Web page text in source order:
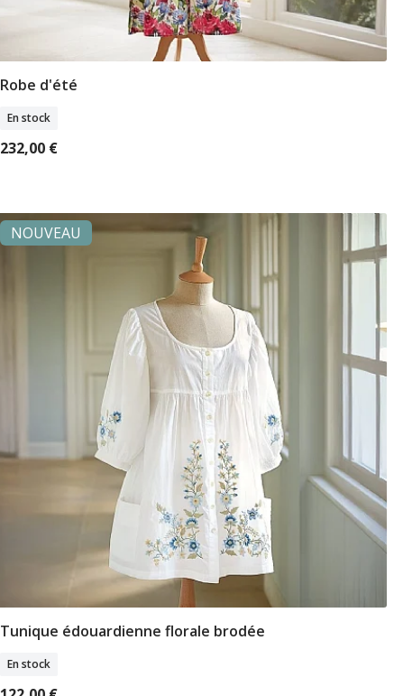
Robe d'été
En stock
232,00 €
NOUVEAU
Sélectionner Tailles
Tunique édouardienne florale brodée
En stock